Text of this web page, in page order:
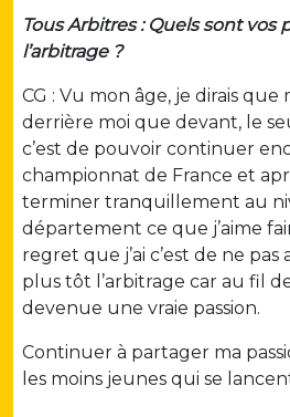
Tous Arbitres : Quels sont vos
l’arbitrage ?
CG : Vu mon âge, je dirais
derrière moi que devant, le
c’est de pouvoir continuer
championnat de France et
terminer tranquillement au
département ce que j’aime
regret que j’ai c’est de ne
plus tôt l’arbitrage car au fil
devenue une vraie passion.
Continuer à partager ma
les moins jeunes qui se